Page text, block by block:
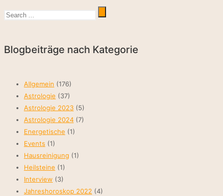
Blogbeiträge nach Kategorie
Allgemein (176)
Astrologie (37)
Astrologie 2023 (5)
Astrologie 2024 (7)
Energetische (1)
Events (1)
Hausreinigung (1)
Heilsteine (1)
Interview (3)
Jahreshoroskop 2022 (4)